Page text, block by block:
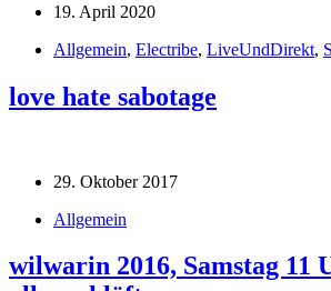
19. April 2020
Allgemein, Electribe, LiveUndDirekt,
love hate sabotage
29. Oktober 2017
Allgemein
wilwarin 2016, Samstag 11